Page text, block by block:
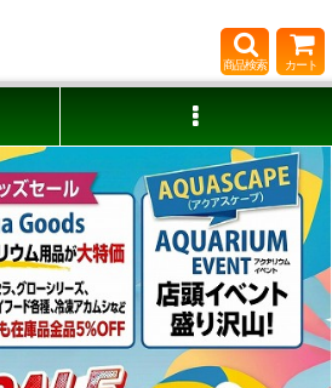
商品検索 カート